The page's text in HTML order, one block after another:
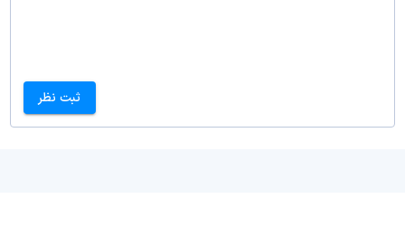
ثبت نظر